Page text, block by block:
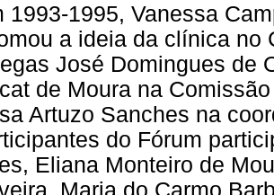
1993-1995, Vanessa
a ideia da clínica no
José Domingues de
de Moura na
Artuzo Sanches na
do Fórum
Eliana Monteiro de
Maria do Carmo